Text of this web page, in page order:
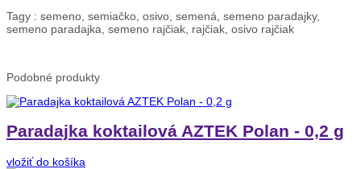
Tagy : semeno, semiačko, osivo, semená, semeno paradajky,
semeno paradajka, semeno rajčiak, rajčiak, osivo rajčiak
Podobné produkty
Paradajka koktailová AZTEK Polan - 0,2 g
vložiť do košíka